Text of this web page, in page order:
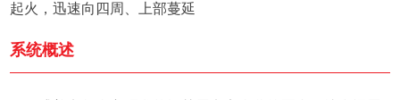
起火，迅速向四周、上部蔓延
系统概述